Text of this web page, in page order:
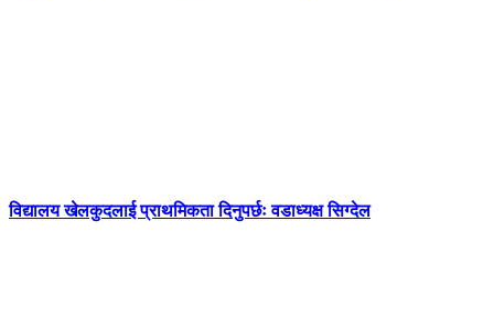
विद्यालय खेलकुदलाई प्राथमिकता दिनुपर्छः वडाध्यक्ष सिग्देल